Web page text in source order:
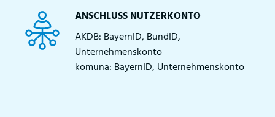
ANSCHLUSS NUTZERKONTO
AKDB: BayernID, BundID,
Unternehmenskonto
komuna: BayernID, Unternehmenskonto